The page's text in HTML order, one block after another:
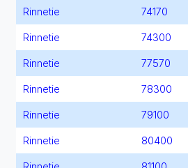
Rinnetie 74170
Rinnetie 74300
Rinnetie 77570
Rinnetie 78300
Rinnetie 79100
Rinnetie 80400